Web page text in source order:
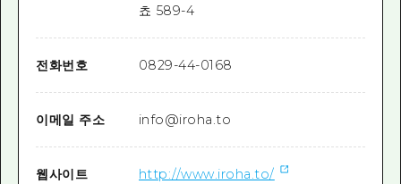
쵸 589-4
전화번호 0829-44-0168
이메일 주소 info@iroha.to
웹사이트 http://www.iroha.to/